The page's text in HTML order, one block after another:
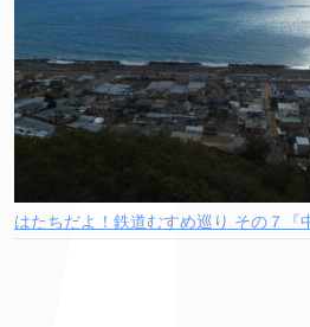
はたちだよ！鉄道むすめ巡り その７『